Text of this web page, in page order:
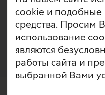
cookie и подобные
средства. Просим
использование
являются
работы сайта и
выбранной Вами
само позаботится о
быстрой зарядки
можно всего за 30 минут